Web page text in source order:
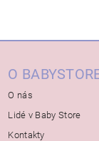
O
O nás
Lidé v Baby Store
Kontakty